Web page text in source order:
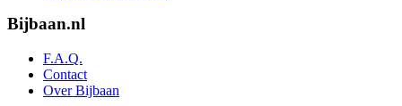
Bijbaan.nl
F.A.Q.
Contact
Over Bijbaan